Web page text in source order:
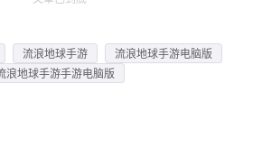
流浪地球手游
流浪地球手游电脑版
浪地球手游手游电脑版